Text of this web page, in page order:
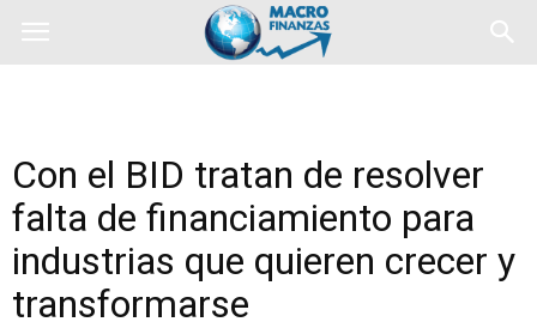
Con el BID tratan de resolver
falta de financiamiento para
industrias que quieren crecer y
transformarse